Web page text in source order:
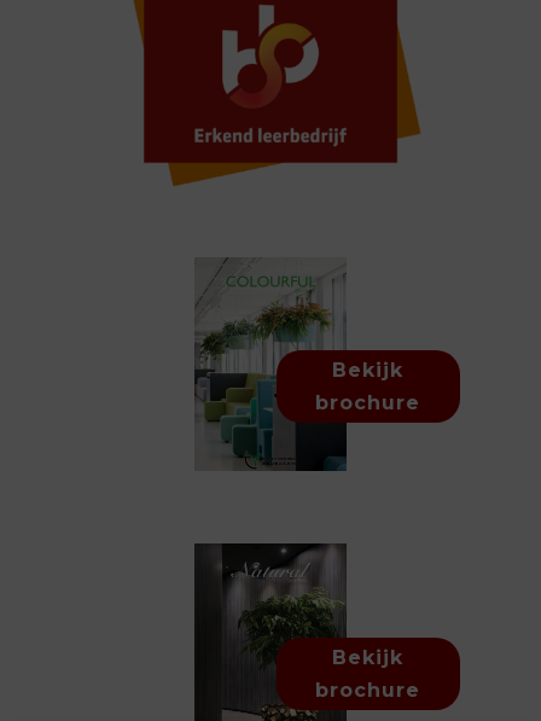
Bekijk
brochure
Bekijk
brochure